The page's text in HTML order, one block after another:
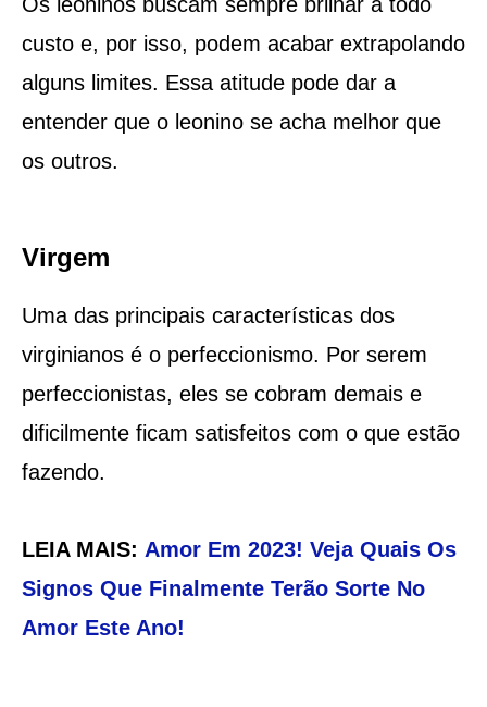
custo e, por isso, podem acabar extrapolando
alguns limites. Essa atitude pode dar a
entender que o leonino se acha melhor que
os outros.
Virgem
Uma das principais características dos
virginianos é o perfeccionismo. Por serem
perfeccionistas, eles se cobram demais e
dificilmente ficam satisfeitos com o que estão
fazendo.
LEIA MAIS: Amor Em 2023! Veja Quais Os
Signos Que Finalmente Terão Sorte No
Amor Este Ano!